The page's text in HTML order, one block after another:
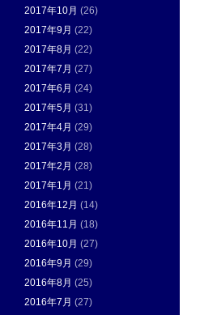
2017年10月 (26)
2017年9月 (22)
2017年8月 (22)
2017年7月 (27)
2017年6月 (24)
2017年5月 (31)
2017年4月 (29)
2017年3月 (28)
2017年2月 (28)
2017年1月 (21)
2016年12月 (14)
2016年11月 (18)
2016年10月 (27)
2016年9月 (29)
2016年8月 (25)
2016年7月 (27)